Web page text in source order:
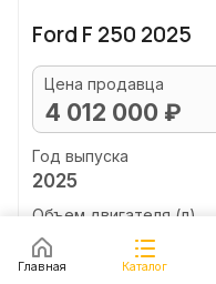
Ford F 250 2025
Цена продавца
4 012 000 ₽
Год выпуска
2025
Объем двигателя (л)
unknown
Главная Каталог